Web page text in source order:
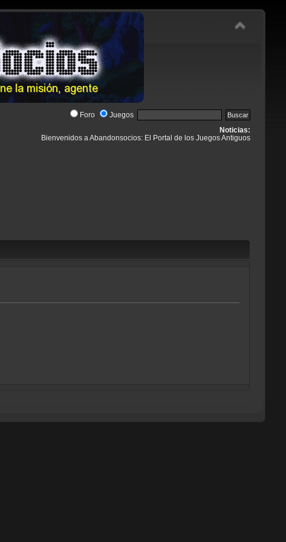
Foro Juegos
Noticias:
Bienvenidos a Abandonsocios: El Portal de los Juegos Antiguos